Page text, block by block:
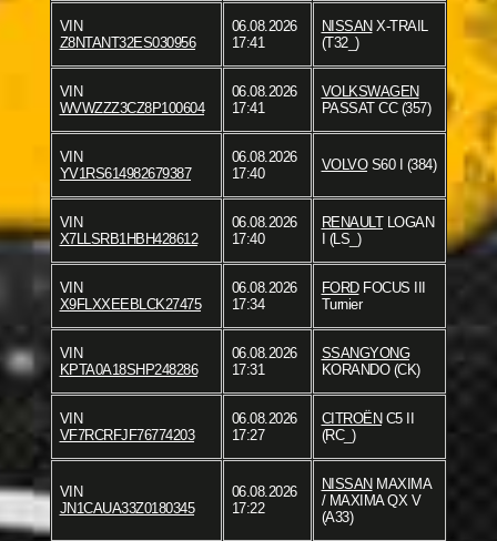
VIN
Z8NTANT32ES030956
06.08.2026
17:41
NISSAN X-TRAIL
(T32_)
VIN
WVWZZZ3CZ8P100604
06.08.2026
17:41
VOLKSWAGEN
PASSAT CC (357)
VIN
YV1RS614982679387
06.08.2026
17:40
VOLVOS60 I (384)
VIN
X7LLSRB1HBH428612
06.08.2026
17:40
RENAULTLOGAN
I (LS_)
VIN
X9FLXXEEBLCK27475
06.08.2026
17:34
FORDFOCUS III
Turnier
VIN
KPTA0A18SHP248286
06.08.2026
17:31
SSANGYONG
KORANDO (CK)
VIN
VF7RCRFJF76774203
06.08.2026
17:27
CITROËN C5 II
(RC_)
VIN
JN1CAUA33Z0180345
06.08.2026
17:22
NISSAN MAXIMA
/ MAXIMA QX V
(A33)